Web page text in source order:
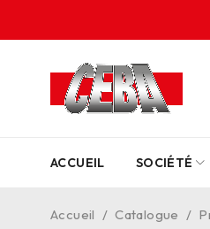
ACCUEIL SOCIÉTÉ
Accueil / Catalogue /